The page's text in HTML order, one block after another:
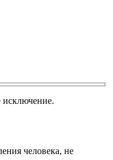
исключение.
человека, не